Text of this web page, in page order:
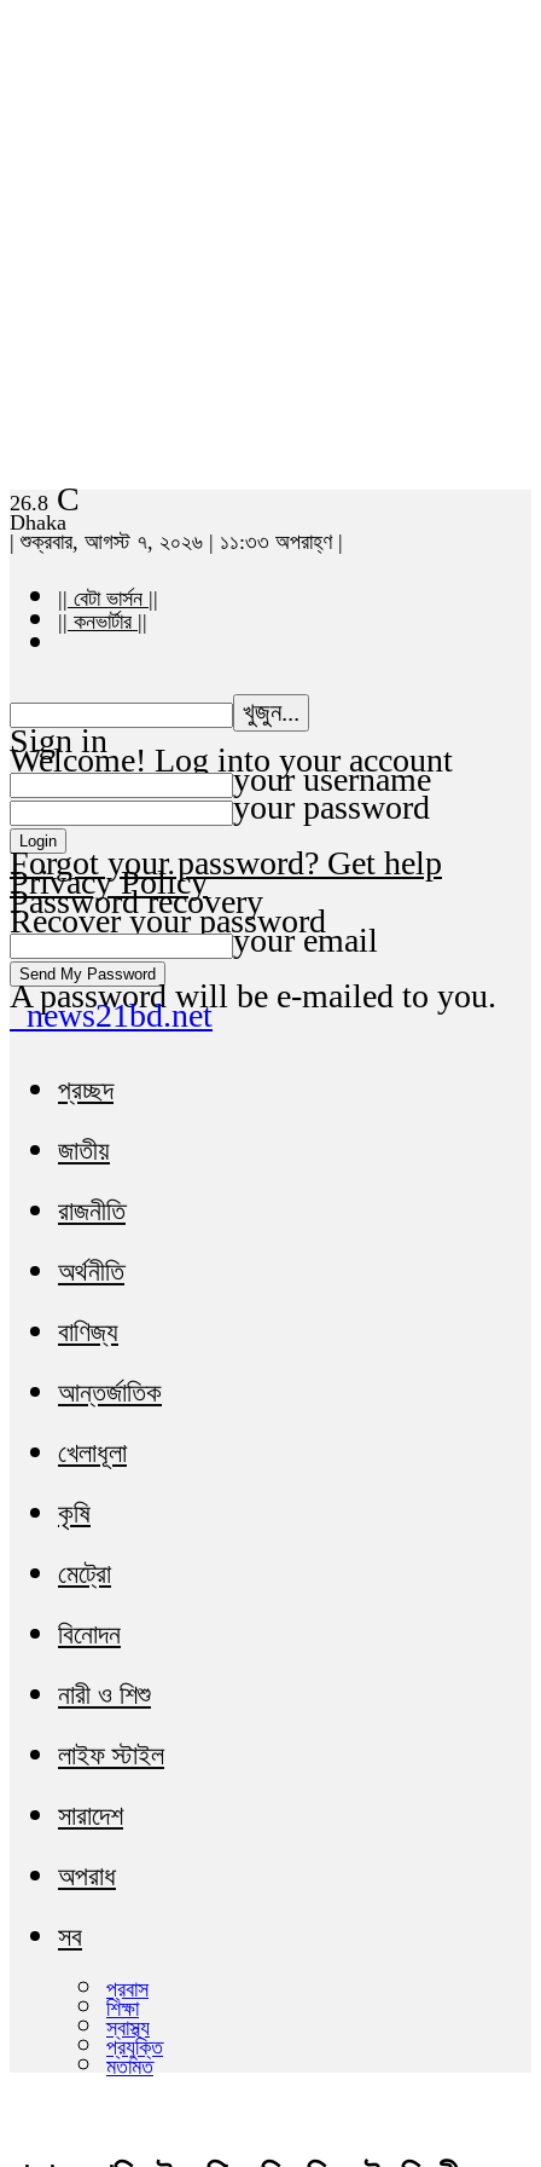
26.8 C
Dhaka
| শুক্রবার, আগস্ট ৭, ২০২৬ | ১১:৩৩ অপরাহ্ণ |
|| বেটা ভার্সন ||
|| কনভার্টার ||
Sign in
Welcome! Log into your account
your username
your password
Forgot your password? Get help
Privacy Policy
Password recovery
Recover your password
your email
A password will be e-mailed to you.
news21bd.net
প্রচ্ছদ
জাতীয়
রাজনীতি
অর্থনীতি
বাণিজ্য
আন্তর্জাতিক
খেলাধূলা
কৃষি
মেট্রো
বিনোদন
নারী ও শিশু
লাইফ স্টাইল
সারাদেশ
অপরাধ
সব
প্রবাস
শিক্ষা
স্বাস্থ্য
প্রযুক্তি
মতামত